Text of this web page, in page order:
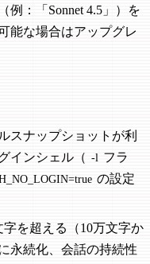
例：「Sonnet 4.5」）を
能な場合はアップグレ
スナップショットが利
インシェル（ -l フラ
の設定
字を超える（10万文字か
永続化、会話の持続性